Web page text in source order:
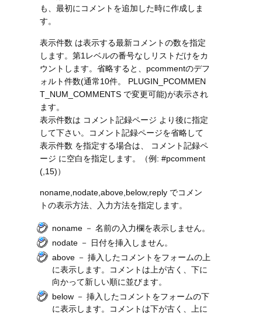
も、最初にコメントを追加した時に作成しま
す。
表示件数 は表示する最新コメントの数を指定
します。第1レベルの番号なしリストだけをカ
ウントします。省略すると、pcommentのデフ
ォルト件数(通常10件。 PLUGIN_PCOMMEN
T_NUM_COMMENTS で変更可能)が表示され
ます。
表示件数は コメント記録ページ より後に指定
して下さい。コメント記録ページを省略して
表示件数 を指定する場合は、 コメント記録ペ
ージ に空白を指定します。（例: #pcomment
(,15)）
noname,nodate,above,below,reply でコメン
トの表示方法、入力方法を指定します。
noname － 名前の入力欄を表示しません。
nodate － 日付を挿入しません。
above － 挿入したコメントをフォームの上
に表示します。コメントは上が古く、下に
向かって新しい順に並びます。
below － 挿入したコメントをフォームの下
に表示します。コメントは下が古く、上に